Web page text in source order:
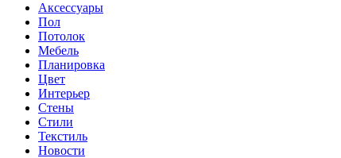
Аксессуары
Пол
Потолок
Мебель
Планировка
Цвет
Интерьер
Стены
Стили
Текстиль
Новости